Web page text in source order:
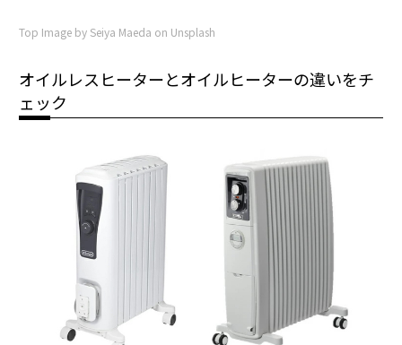
Top Image by Seiya Maeda on Unsplash
オイルレスヒーターとオイルヒーターの違いをチ
ェック